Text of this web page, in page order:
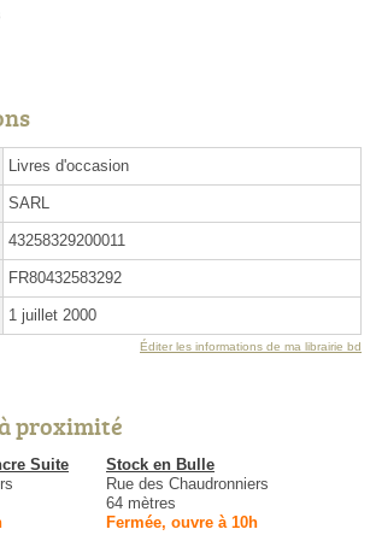
Livres d'occasion
SARL
43258329200011
FR80432583292
1 juillet 2000
Éditer les informations de ma librairie bd
proximité
Suite
Stock en Bulle
Rue des Chaudronniers
64 mètres
Fermée, ouvre à 10h